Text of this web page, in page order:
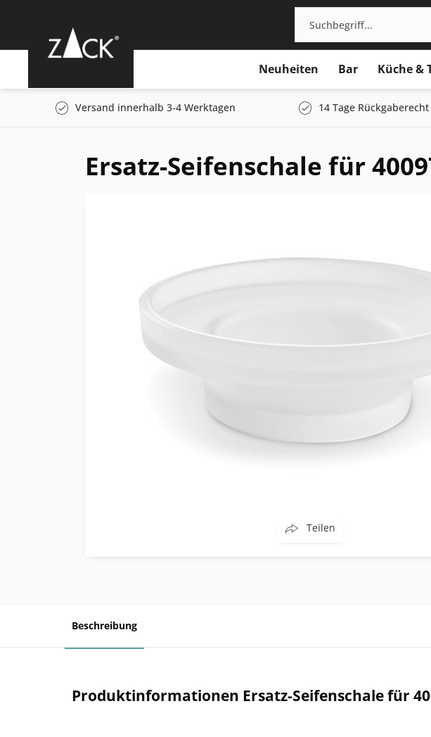
Neuheiten Bar Küche &
Versand innerhalb 3-4 Werktagen 14 Tage Rückgaberecht
Ersatz-Seifenschale für
Teilen
Beschreibung
Produktinformationen Ersatz-Seifenschale für